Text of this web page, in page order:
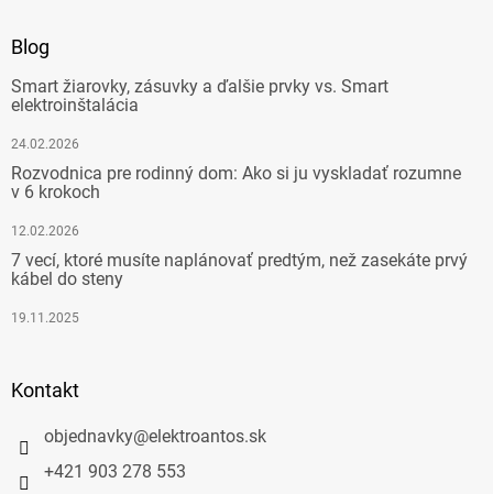
Blog
Smart žiarovky, zásuvky a ďalšie prvky vs. Smart
elektroinštalácia
24.02.2026
Rozvodnica pre rodinný dom: Ako si ju vyskladať rozumne
v 6 krokoch
12.02.2026
7 vecí, ktoré musíte naplánovať predtým, než zasekáte prvý
kábel do steny
19.11.2025
Kontakt
objednavky@elektroantos.sk
+421 903 278 553